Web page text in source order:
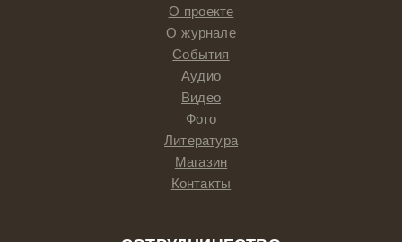
О проекте
О журнале
События
Аудио
Видео
Фото
Литература
Магазин
Контакты